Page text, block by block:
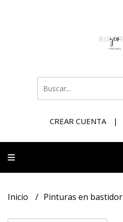
CREAR CUENTA
Inicio Pinturas en bastidor